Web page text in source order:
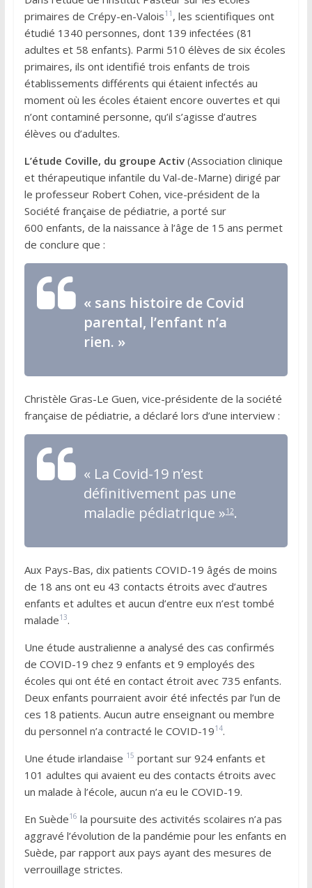
primaires de Crépy-en-Valois11 , les scientifiques ont
étudié 1340 personnes, dont 139 infectées (81
adultes et 58 enfants). Parmi 510 élèves de six écoles
primaires, ils ont identifié trois enfants de trois
établissements différents qui étaient infectés au
moment où les écoles étaient encore ouvertes et qui
n’ont contaminé personne, qu’il s’agisse d’autres
élèves ou d’adultes.
L’étude Coville, du groupe Activ(Association clinique
et thérapeutique infantile du Val-de-Marne) dirigé par
le professeur Robert Cohen, vice-président de la
Société française de pédiatrie, a porté sur
600 enfants, de la naissance à l’âge de 15 ans permet
de conclure que :
« sans histoire de Covid
parental, l’enfant n’a
rien. »
Christèle Gras-Le Guen, vice-présidente de la société
française de pédiatrie, a déclaré lors d’une interview :
« La Covid-19 n’est
définitivement pas une
maladie pédiatrique »12.
Aux Pays-Bas, dix patients COVID-19 âgés de moins
de 18 ans ont eu 43 contacts étroits avec d’autres
enfants et adultes et aucun d’entre eux n’est tombé
malade13.
Une étude australienne a analysé des cas confirmés
de COVID-19 chez 9 enfants et 9 employés des
écoles qui ont été en contact étroit avec 735 enfants.
Deux enfants pourraient avoir été infectés par l’un de
ces 18 patients. Aucun autre enseignant ou membre
du personnel n’a contracté le COVID-1914.
Une étude irlandaise 15 portant sur 924 enfants et
101 adultes qui avaient eu des contacts étroits avec
un malade à l’école, aucun n’a eu le COVID-19.
En Suède16 la poursuite des activités scolaires n’a pas
aggravé l’évolution de la pandémie pour les enfants en
Suède, par rapport aux pays ayant des mesures de
verrouillage strictes.